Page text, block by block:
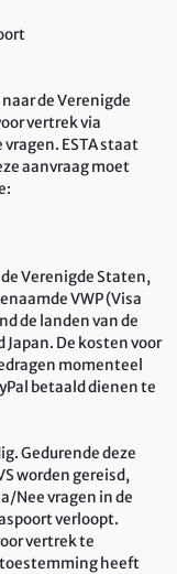
naar de Verenigde
vertrek via
ESTA staat
aanvraag moet
Verenigde Staten,
VWP (Visa
de landen van de
De kosten voor
momenteel
betaald dienen te
Gedurende deze
worden gereisd,
Nee vragen in de
verloopt.
vertrek te
heeft